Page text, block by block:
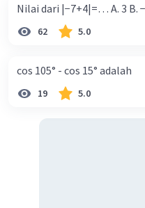
Nilai dari
62 5.0
cos 105° - cos 15° adalah
19 5.0